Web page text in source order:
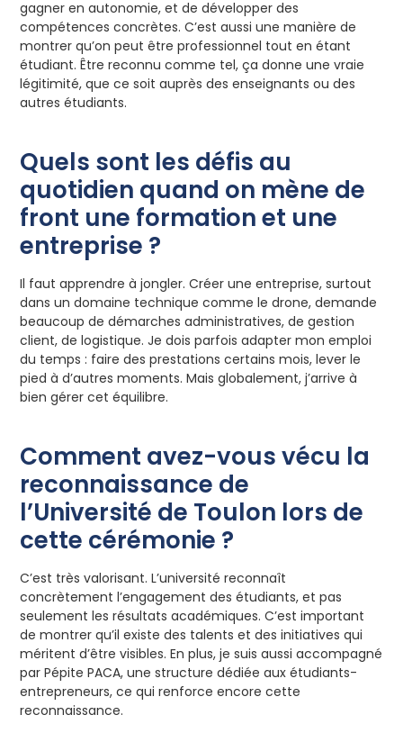
gagner en autonomie, et de développer des
compétences concrètes. C’est aussi une manière de
montrer qu’on peut être professionnel tout en étant
étudiant. Être reconnu comme tel, ça donne une vraie
légitimité, que ce soit auprès des enseignants ou des
autres étudiants.
Quels sont les défis au
quotidien quand on mène de
front une formation et une
entreprise ?
Il faut apprendre à jongler. Créer une entreprise, surtout
dans un domaine technique comme le drone, demande
beaucoup de démarches administratives, de gestion
client, de logistique. Je dois parfois adapter mon emploi
du temps : faire des prestations certains mois, lever le
pied à d’autres moments. Mais globalement, j’arrive à
bien gérer cet équilibre.
Comment avez-vous vécu la
reconnaissance de
l’Université de Toulon lors de
cette cérémonie ?
C’est très valorisant. L’université reconnaît
concrètement l’engagement des étudiants, et pas
seulement les résultats académiques. C’est important
de montrer qu’il existe des talents et des initiatives qui
méritent d’être visibles. En plus, je suis aussi accompagné
par Pépite PACA, une structure dédiée aux étudiants-
entrepreneurs, ce qui renforce encore cette
reconnaissance.